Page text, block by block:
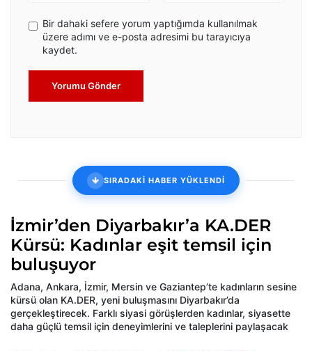
Bir dahaki sefere yorum yaptığımda kullanılmak
üzere adımı ve e-posta adresimi bu tarayıcıya
kaydet.
Yorumu Gönder
SIRADAKİ HABER YÜKLENDİ
İzmir’den Diyarbakır’a KA.DER
Kürsü: Kadınlar eşit temsil için
buluşuyor
Adana, Ankara, İzmir, Mersin ve Gaziantep’te kadınların sesine
kürsü olan KA.DER, yeni buluşmasını Diyarbakır’da
gerçekleştirecek. Farklı siyasi görüşlerden kadınlar, siyasette
daha güçlü temsil için deneyimlerini ve taleplerini paylaşacak